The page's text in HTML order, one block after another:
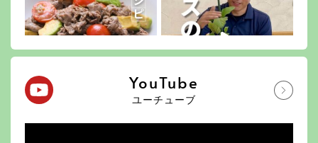
YouTube
ユーチューブ